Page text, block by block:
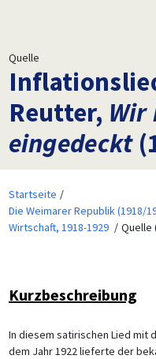
Quelle
Reutter, Wir
eingedeckt
Startseite
Die Weimarer Republik (1918/
Wirtschaft, 1918-1929
Quelle
Kurzbeschreibung
In diesem satirischen Lied mit
dem Jahr 1922 lieferte der